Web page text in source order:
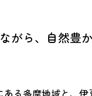
がら、自然豊
ある多摩地域と、